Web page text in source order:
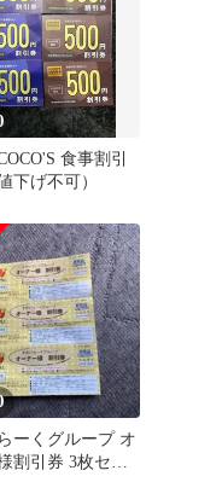
食事割引
下げ不可）
ーくグループ オ
割引券 3枚セッ